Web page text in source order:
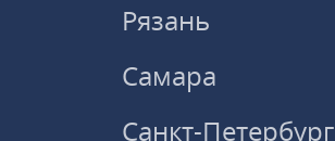
Рязань
Самара
Санкт-Петербург